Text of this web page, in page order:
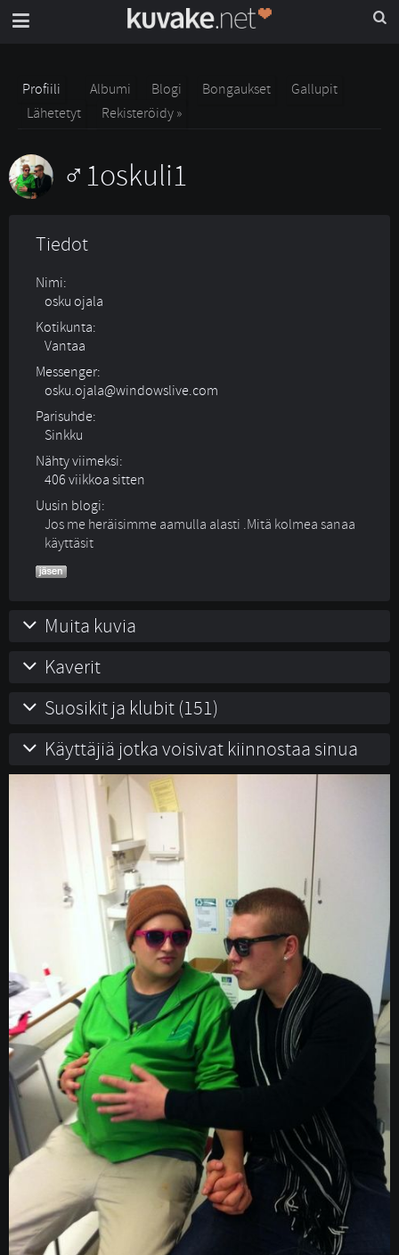
Profiili Albumi Blogi Bongaukset
Gallupit
Lähetetyt
Rekisteröidy »
1oskuli1
Tiedot
Nimi:
osku ojala
Kotikunta:
Vantaa
Messenger:
osku.ojala@windowslive.com
Parisuhde:
Sinkku
Nähty viimeksi:
406 viikkoa sitten
Uusin blogi:
Jos me heräisimme aamulla alasti .Mitä kolmea sanaa
käyttäsit
Muita kuvia
Kaverit
Suosikit ja klubit (151)
Käyttäjiä jotka voisivat kiinnostaa sinua